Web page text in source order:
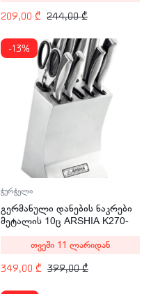
244,00₾
209,00 ₾
-13%
ჭურჭელი
გერმანული დანების ნაკრები
მეტალის 10ც ARSHIA K270-
399,00₾
349,00 ₾
თვეში 11 ლარიდან